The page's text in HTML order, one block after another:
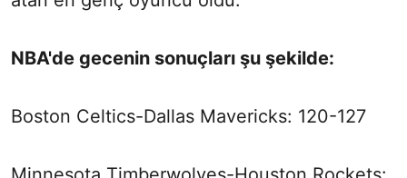
NBA'de gecenin sonuçları şu şekilde:
Boston Celtics-Dallas Mavericks: 120-127